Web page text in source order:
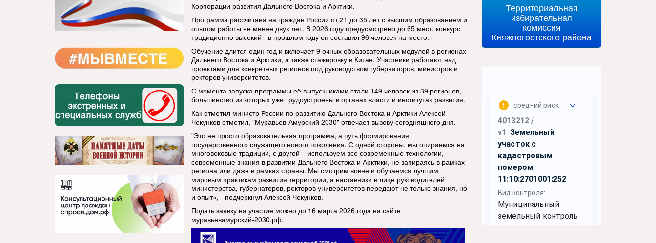
Корпорации развития Дальнего Востока и Арктики.
Программа рассчитана на граждан России от 21 до 35 лет с высшим образованием и
опытом работы не менее двух лет. В 2026 году предусмотрено до 65 мест, конкурс
традиционно высокий - в прошлом году он составил 96 человек на место.
Обучение длится один год и включает 9 очных образовательных модулей в регионах
Дальнего Востока и Арктики, а также стажировку в Китае. Участники работают над
проектами для конкретных регионов под руководством губернаторов, министров и
ректоров университетов.
С момента запуска программы её выпускниками стали 149 человек из 39 регионов,
большинство из которых уже трудоустроены в органах власти и институтах развития.
Как отметил министр России по развитию Дальнего Востока и Арктики Алексей
Чекунков отметил, "Муравьев-Амурский 2030" отвечает вызову сегодняшнего дня.
"Это не просто образовательная программа, а путь формирования
государственного служащего нового поколения. С одной стороны, мы опираемся на
многовековые традиции, с другой – используем все современные технологии,
современные знания в развитии Дальнего Востока и Арктики, не запираясь в рамках
региона или даже в рамках страны. Мы смотрим вовне и обучаемся лучшим
мировым практикам развития территории, а наставники в лице руководителей
министерства, губернаторов, ректоров университетов передают не только знания, но
и опыт», - подчеркнул Алексей Чекунков.
Подать заявку на участие можно до 16 марта 2026 года на сайте
муравьевамурский-2030.рф.
Территориальная
избирательная
комиссия
Княжпогостского района